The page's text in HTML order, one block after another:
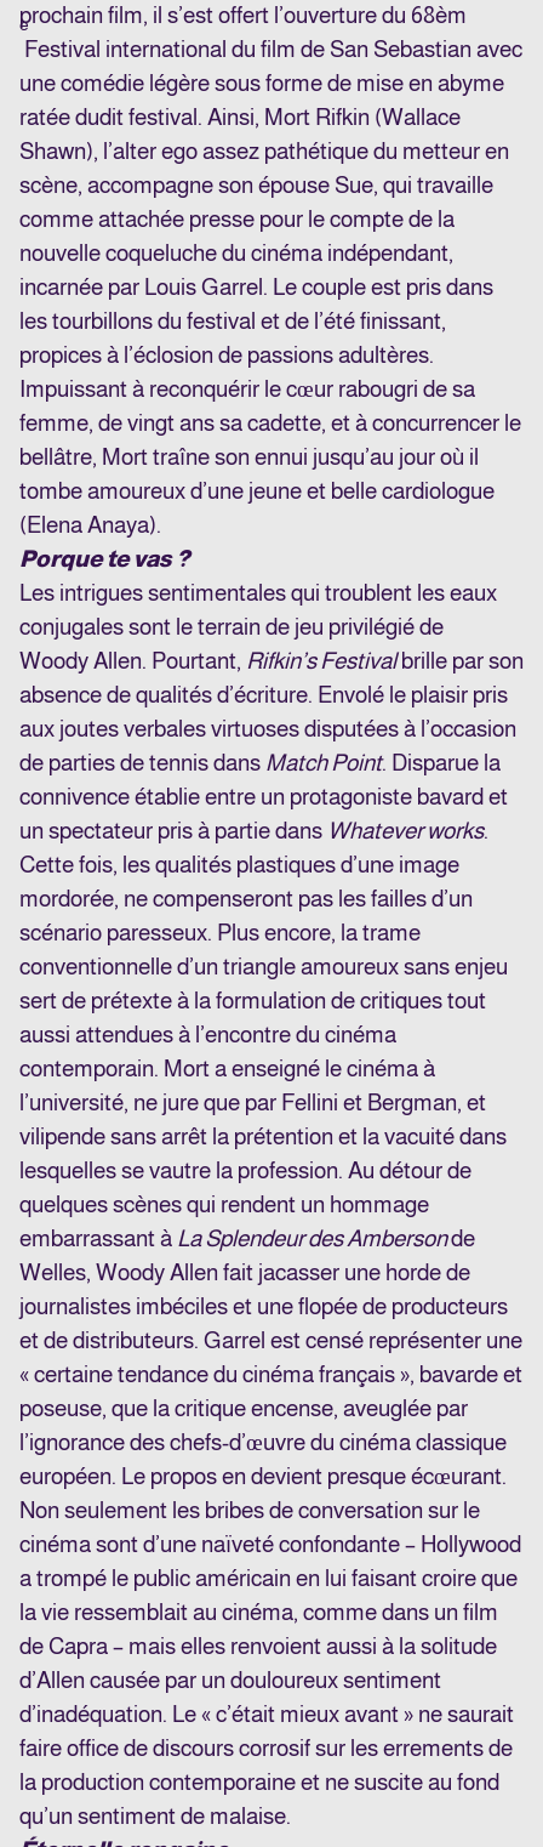
prochain film, il s’est offert l’ouverture du 68èm
e
Festival international du film de San Sebastian avec
une comédie légère sous forme de mise en abyme
ratée dudit festival. Ainsi, Mort Rifkin (Wallace
Shawn), l’alter ego assez pathétique du metteur en
scène, accompagne son épouse Sue, qui travaille
comme attachée presse pour le compte de la
nouvelle coqueluche du cinéma indépendant,
incarnée par Louis Garrel. Le couple est pris dans
les tourbillons du festival et de l’été finissant,
propices à l’éclosion de passions adultères.
Impuissant à reconquérir le cœur rabougri de sa
femme, de vingt ans sa cadette, et à concurrencer le
bellâtre, Mort traîne son ennui jusqu’au jour où il
tombe amoureux d’une jeune et belle cardiologue
(Elena Anaya).
Porque te vas ?
Les intrigues sentimentales qui troublent les eaux
conjugales sont le terrain de jeu privilégié de
Woody Allen. Pourtant, Rifkin’s Festivalbrille par son
absence de qualités d’écriture. Envolé le plaisir pris
aux joutes verbales virtuoses disputées à l’occasion
de parties de tennis dans Match Point. Disparue la
connivence établie entre un protagoniste bavard et
un spectateur pris à partie dans Whatever works.
Cette fois, les qualités plastiques d’une image
mordorée, ne compenseront pas les failles d’un
scénario paresseux. Plus encore, la trame
conventionnelle d’un triangle amoureux sans enjeu
sert de prétexte à la formulation de critiques tout
aussi attendues à l’encontre du cinéma
contemporain. Mort a enseigné le cinéma à
l’université, ne jure que par Fellini et Bergman, et
vilipende sans arrêt la prétention et la vacuité dans
lesquelles se vautre la profession. Au détour de
quelques scènes qui rendent un hommage
embarrassant à La Splendeur des Ambersonde
Welles, Woody Allen fait jacasser une horde de
journalistes imbéciles et une flopée de producteurs
et de distributeurs. Garrel est censé représenter une
« certaine tendance du cinéma français », bavarde et
poseuse, que la critique encense, aveuglée par
l’ignorance des chefs-d’œuvre du cinéma classique
européen. Le propos en devient presque écœurant.
Non seulement les bribes de conversation sur le
cinéma sont d’une naïveté confondante – Hollywood
a trompé le public américain en lui faisant croire que
la vie ressemblait au cinéma, comme dans un film
de Capra – mais elles renvoient aussi à la solitude
d’Allen causée par un douloureux sentiment
d’inadéquation. Le « c’était mieux avant » ne saurait
faire office de discours corrosif sur les errements de
la production contemporaine et ne suscite au fond
qu’un sentiment de malaise.